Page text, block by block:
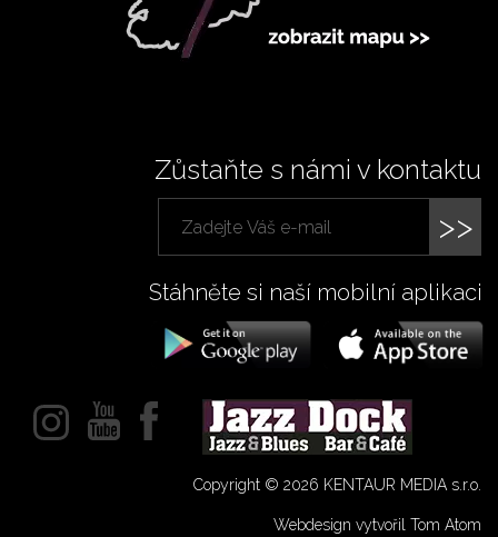
Zůstaňte s námi v kontaktu
>>
Stáhněte si naší mobilní aplikaci
Copyright © 2026 KENTAUR MEDIA s.r.o.
Webdesign vytvořil Tom Atom